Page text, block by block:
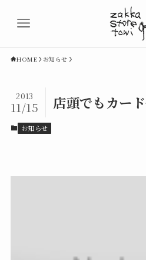
HOME お知らせ
店頭でもカー
2013
11/15
お知らせ